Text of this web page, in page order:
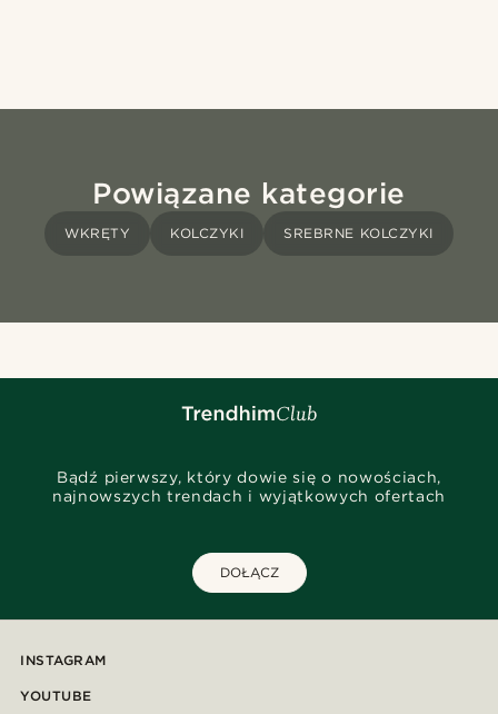
Powiązane kategorie
WKRĘTY KOLCZYKI SREBRNE KOLCZYKI
Bądź pierwszy, który dowie się o nowościach,
najnowszych trendach i wyjątkowych ofertach
DOŁĄCZ
INSTAGRAM
YOUTUBE